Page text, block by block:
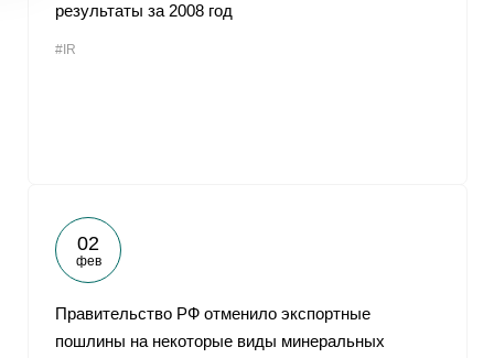
результаты за 2008 год
#IR
02
фев
Правительство РФ отменило экспортные
пошлины на некоторые виды минеральных